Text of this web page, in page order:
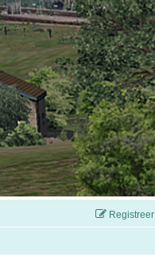
Registreer